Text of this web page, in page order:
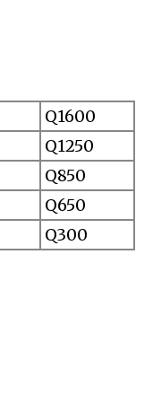
Q1600
Q1250
Q850
Q650
Q300